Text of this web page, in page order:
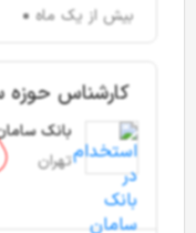
بیش از یک ماه
کارشناس حوزه
بانک
تهران